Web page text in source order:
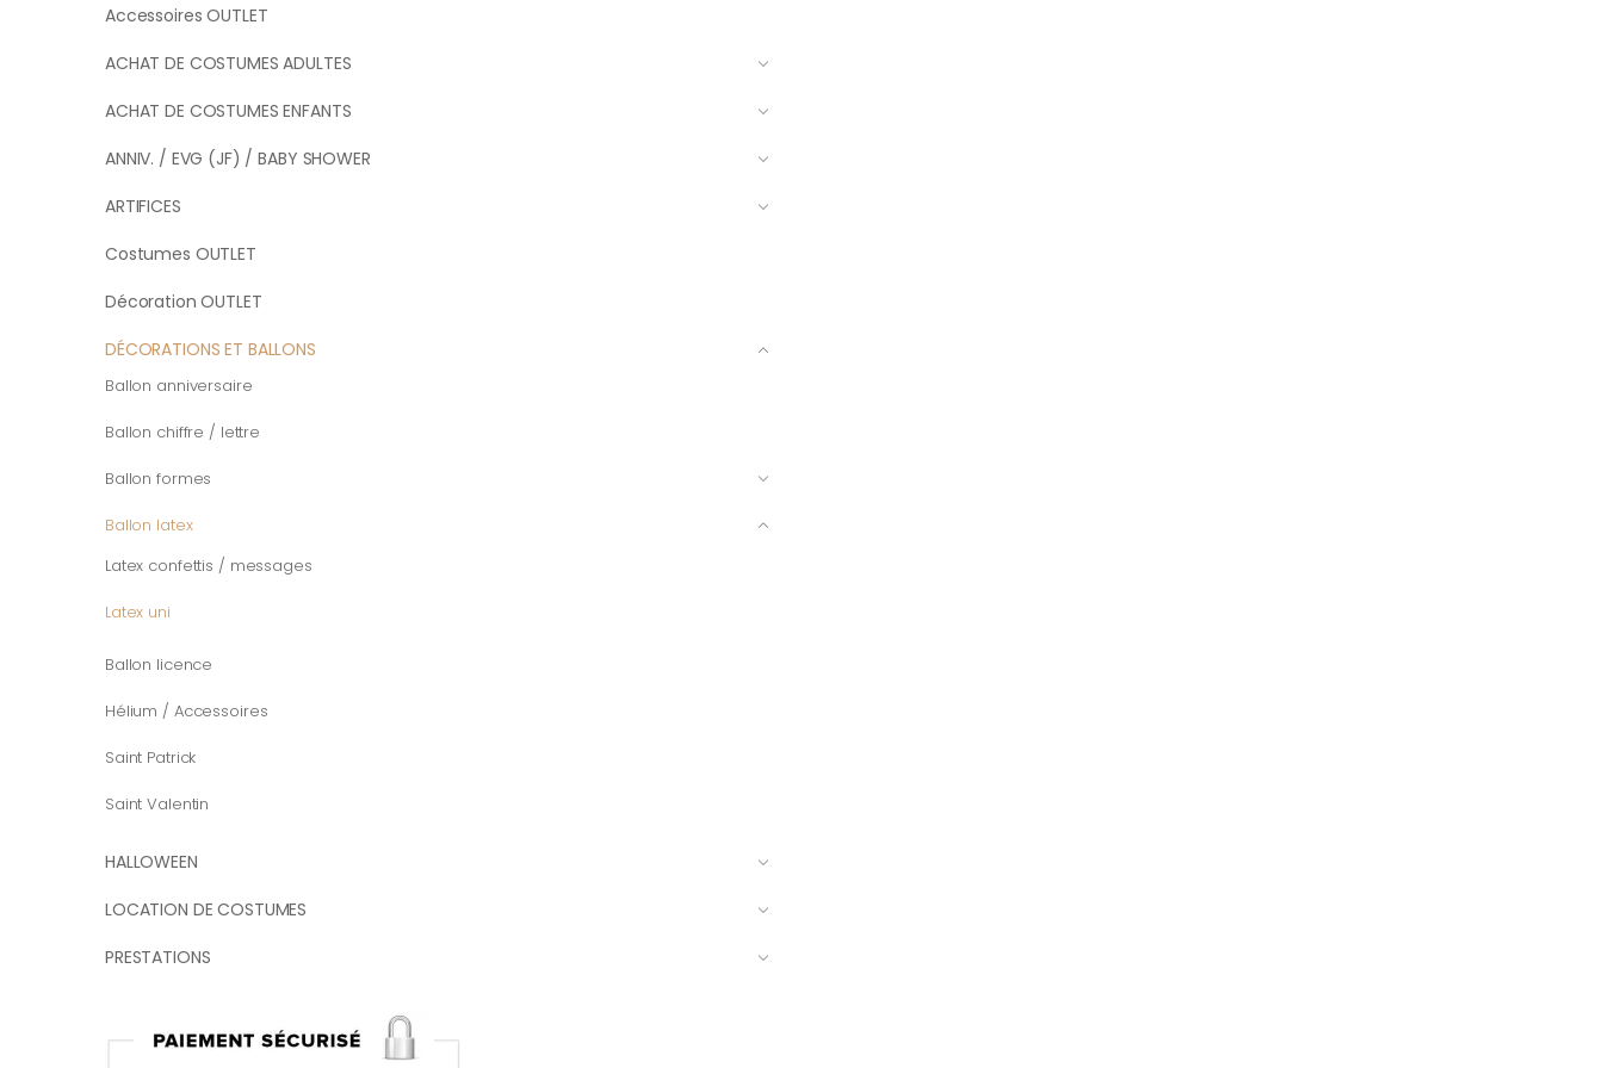
Accessoires OUTLET
ACHAT DE COSTUMES ADULTES
ACHAT DE COSTUMES ENFANTS
ANNIV. / EVG (JF) / BABY SHOWER
ARTIFICES
Costumes OUTLET
Décoration OUTLET
DÉCORATIONS ET BALLONS
Ballon anniversaire
Ballon chiffre / lettre
Ballon formes
Ballon latex
Latex confettis / messages
Latex uni
Ballon licence
Hélium / Accessoires
Saint Patrick
Saint Valentin
HALLOWEEN
LOCATION DE COSTUMES
PRESTATIONS